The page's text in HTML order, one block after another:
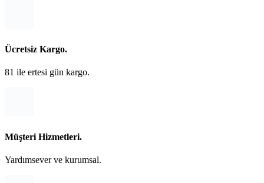
Ücretsiz Kargo.
81 ile ertesi gün kargo.
Müşteri Hizmetleri.
Yardımsever ve kurumsal.